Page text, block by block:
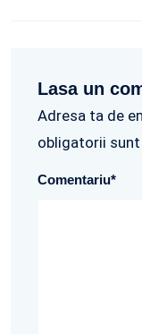
Lasa un
Adresa ta de
obligatorii
Comentariu*